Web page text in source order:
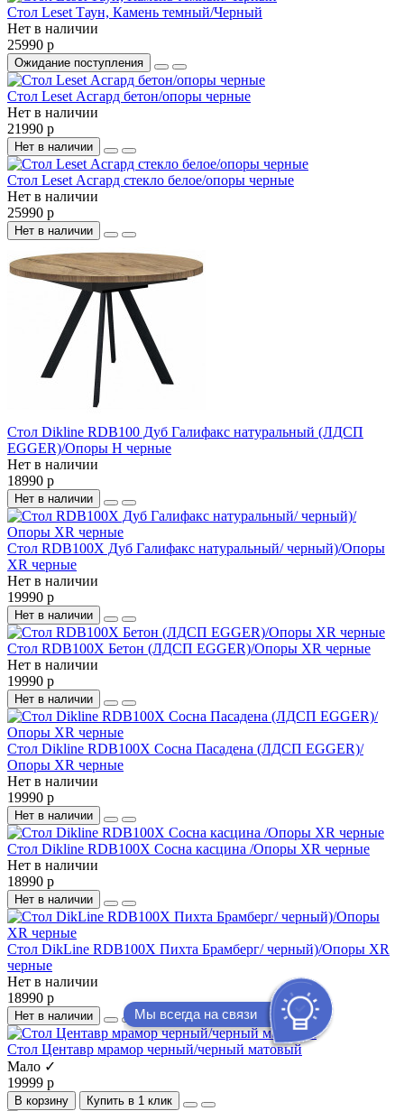
Стол Leset Таун, Камень темный/Черный
Нет в наличии
25990 р
Ожидание поступления
Стол Leset Асгард бетон/опоры черные
Нет в наличии
21990 р
Нет в наличии
Стол Leset Асгард стекло белое/опоры черные
Нет в наличии
25990 р
Нет в наличии
Стол Dikline RDB100 Дуб Галифакс натуральный (ЛДСП
EGGER)/Опоры H черные
Нет в наличии
18990 р
Нет в наличии
Стол RDB100X Дуб Галифакс натуральный/ черный)/Опоры
XR черные
Нет в наличии
19990 р
Нет в наличии
Стол RDB100X Бетон (ЛДСП EGGER)/Опоры XR черные
Нет в наличии
19990 р
Нет в наличии
Стол Dikline RDB100X Сосна Пасадена (ЛДСП EGGER)/
Опоры XR черные
Нет в наличии
19990 р
Нет в наличии
Стол Dikline RDB100X Сосна касцина /Опоры XR черные
Нет в наличии
18990 р
Нет в наличии
Стол DikLine RDB100X Пихта Брамберг/ черный)/Опоры XR
черные
Нет в наличии
18990 р
Нет в наличии
Стол Центавр мрамор черный/черный матовый
Мало ✓
19999 р
В корзину Купить в 1 клик
Мы всегда на связи